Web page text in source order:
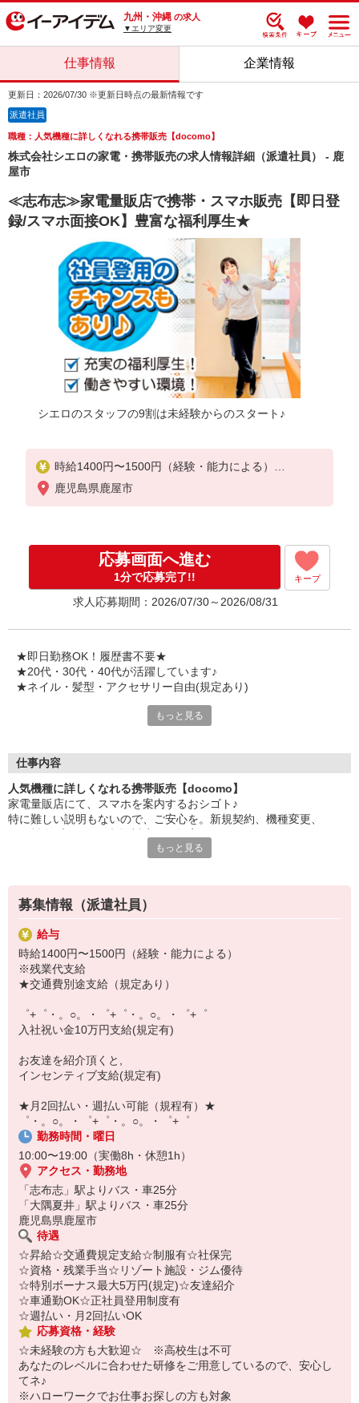
九州・沖縄 の求人
▼エリア変更
仕事情報 企業情報
更新日：2026/07/30 ※更新日時点の最新情報です
派遣社員
職種：人気機種に詳しくなれる携帯販売【docomo】
株式会社シエロの家電・携帯販売の求人情報詳細（派遣社員） - 鹿
屋市
≪志布志≫家電量販店で携帯・スマホ販売【即日登
録/スマホ面接OK】豊富な福利厚生★
シエロのスタッフの9割は未経験からのスタート♪
時給1400円〜1500円（経験・能力による）
※残業代支給
★交通費別途支給（規定あり）
入社祝い金10万円支給(規定有)
お友達を紹介頂くと,
インセンティブ支給(規定有)
゜・。○。・゜+゜・。○。・゜+゜
鹿児島県鹿屋市
応募画面へ進む
1分で応募完了!! キープ
求人応募期間：2026/07/30～2026/08/31
★即日勤務OK！履歴書不要★
★20代・30代・40代が活躍しています♪
★ネイル・髪型・アクセサリー自由(規定あり)
シエロのスタッフは9割が未経験スタート。
ずっと先まで役に立ちます！
丁寧な研修もあるので、
みなさんから働きやすいと好評です♪
最新アプリ事情やお得なプラン、
スマホの裏ワザを学べるチャンス♪
￣￣￣￣￣￣￣￣￣￣￣
▼オフィスワーク
事務、経理、データ入力、コールセンター、受付
▼工場・製造・軽作業系
機械/食品製造・梱包・仕分け・加工・組立・検査
▼美容系
眉毛サロンのアイブロウ・ネイリスト・エステ
▼営業・販売
法人営業・アパレル販売・個別指導塾・人材紹介
▼人気案件も多数♪
短期・期間限定・オープニング・官公庁案件
上場/優良/大手企業など
【スマホ面接実施中】
￣￣￣￣￣￣￣￣￣
自宅に居ながらスマホでカンタン面接OK！
オンライン面談なのでスピード対応。
もっと見る
仕事内容
人気機種に詳しくなれる携帯販売【docomo】
家電量販店にて、スマホを案内するおシゴト♪
特に難しい説明もないので、ご安心を。新規契約、機種変更、
満足度◎
■携帯やインターネット販売業務
docomo(ドコモ)/au(エーユー)・KDDI/softbank(ソフトバンク)など
の大手キャリアから
ワイモバイル(Y!mobille)、楽天モバイル、UQなど格安スマホまで幅
広く紹介可能♪
もっと見る
募集情報（派遣社員）
給与
時給1400円〜1500円（経験・能力による）
※残業代支給
★交通費別途支給（規定あり）
゜+゜・。○。・゜+゜・。○。・゜+゜
入社祝い金10万円支給(規定有)
お友達を紹介頂くと,
インセンティブ支給(規定有)
★月2回払い・週払い可能（規程有）★
゜・。○。・゜+゜・。○。・゜+゜
勤務時間・曜日
10:00〜19:00（実働8h・休憩1h）
アクセス・勤務地
「志布志」駅よりバス・車25分
「大隅夏井」駅よりバス・車25分
鹿児島県鹿屋市
待遇
☆昇給☆交通費規定支給☆制服有☆社保完
☆資格・残業手当☆リゾート施設・ジム優待
☆特別ボーナス最大5万円(規定)☆友達紹介
☆車通勤OK☆正社員登用制度有
☆週払い・月2回払いOK
応募資格・経験
☆未経験の方も大歓迎☆ ※高校生は不可
あなたのレベルに合わせた研修をご用意しているので、安心し
てネ♪
※ハローワークでお仕事お探しの方も対象